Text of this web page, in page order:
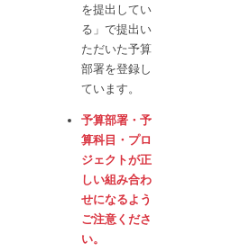
を提出してい
る」で提出い
ただいた予算
部署を登録し
ています。
予算部署・予
算科目・プロ
ジェクトが正
しい組み合わ
せになるよう
ご注意くださ
い。